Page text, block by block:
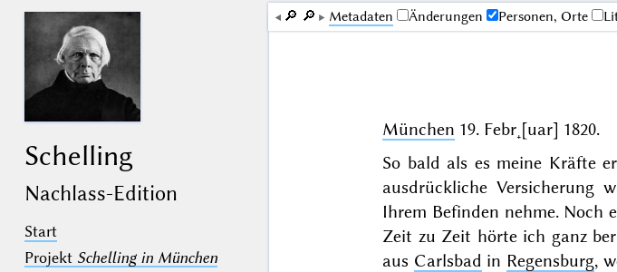
Schelling
Nachlass-Edition
Start
Projekt Schelling in München
🔎︎ 🔎︎ Me­ta­da­ten Änderungen Personen, Orte
München 19. Febr˖[uar] 1820.
So bald als es meine Kräfte
ausdrückliche Versicherung
Ihrem Befinden nehme. Noch
Zeit zu Zeit hörte ich ganz
aus Carlsbad in Regensburg,